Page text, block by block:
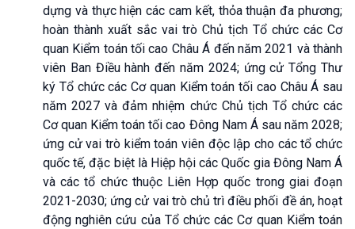
dựng và thực hiện các cam kết, thỏa thuận đa phương;
hoàn thành xuất sắc vai trò Chủ tịch Tổ chức các Cơ
quan Kiểm toán tối cao Châu Á đến năm 2021 và thành
viên Ban Điều hành đến năm 2024; ứng cử Tổng Thư
ký Tổ chức các Cơ quan Kiểm toán tối cao Châu Á sau
năm 2027 và đảm nhiệm chức Chủ tịch Tổ chức các
Cơ quan Kiểm toán tối cao Đông Nam Á sau năm 2028;
ứng cử vai trò kiểm toán viên độc lập cho các tổ chức
quốc tế, đặc biệt là Hiệp hội các Quốc gia Đông Nam Á
và các tổ chức thuộc Liên Hợp quốc trong giai đoạn
2021-2030; ứng cử vai trò chủ trì điều phối đề án, hoạt
động nghiên cứu của Tổ chức các Cơ quan Kiểm toán